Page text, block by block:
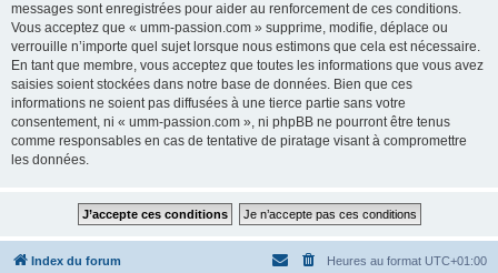
messages sont enregistrées pour aider au renforcement de ces conditions.
Vous acceptez que « umm-passion.com » supprime, modifie, déplace ou
verrouille n’importe quel sujet lorsque nous estimons que cela est nécessaire.
En tant que membre, vous acceptez que toutes les informations que vous avez
saisies soient stockées dans notre base de données. Bien que ces
informations ne soient pas diffusées à une tierce partie sans votre
consentement, ni « umm-passion.com », ni phpBB ne pourront être tenus
comme responsables en cas de tentative de piratage visant à compromettre
les données.
Index du forum Heures au format UTC+01:00